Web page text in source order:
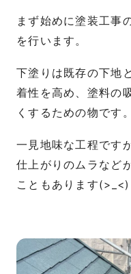
まず始めに塗装工事
を行います。
下塗りは既存の下地
着性を高め、塗料の
くするための物です。
一見地味な工程です
仕上がりのムラなど
こともあります(>_<)